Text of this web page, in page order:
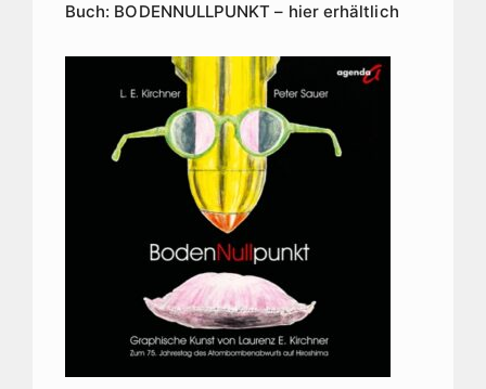
Buch: BODENNULLPUNKT – hier erhältlich